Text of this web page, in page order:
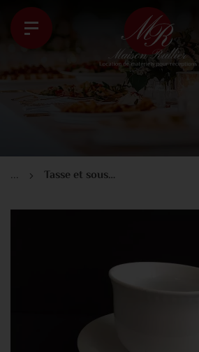
... Tasse et sous tasse à déjeuner